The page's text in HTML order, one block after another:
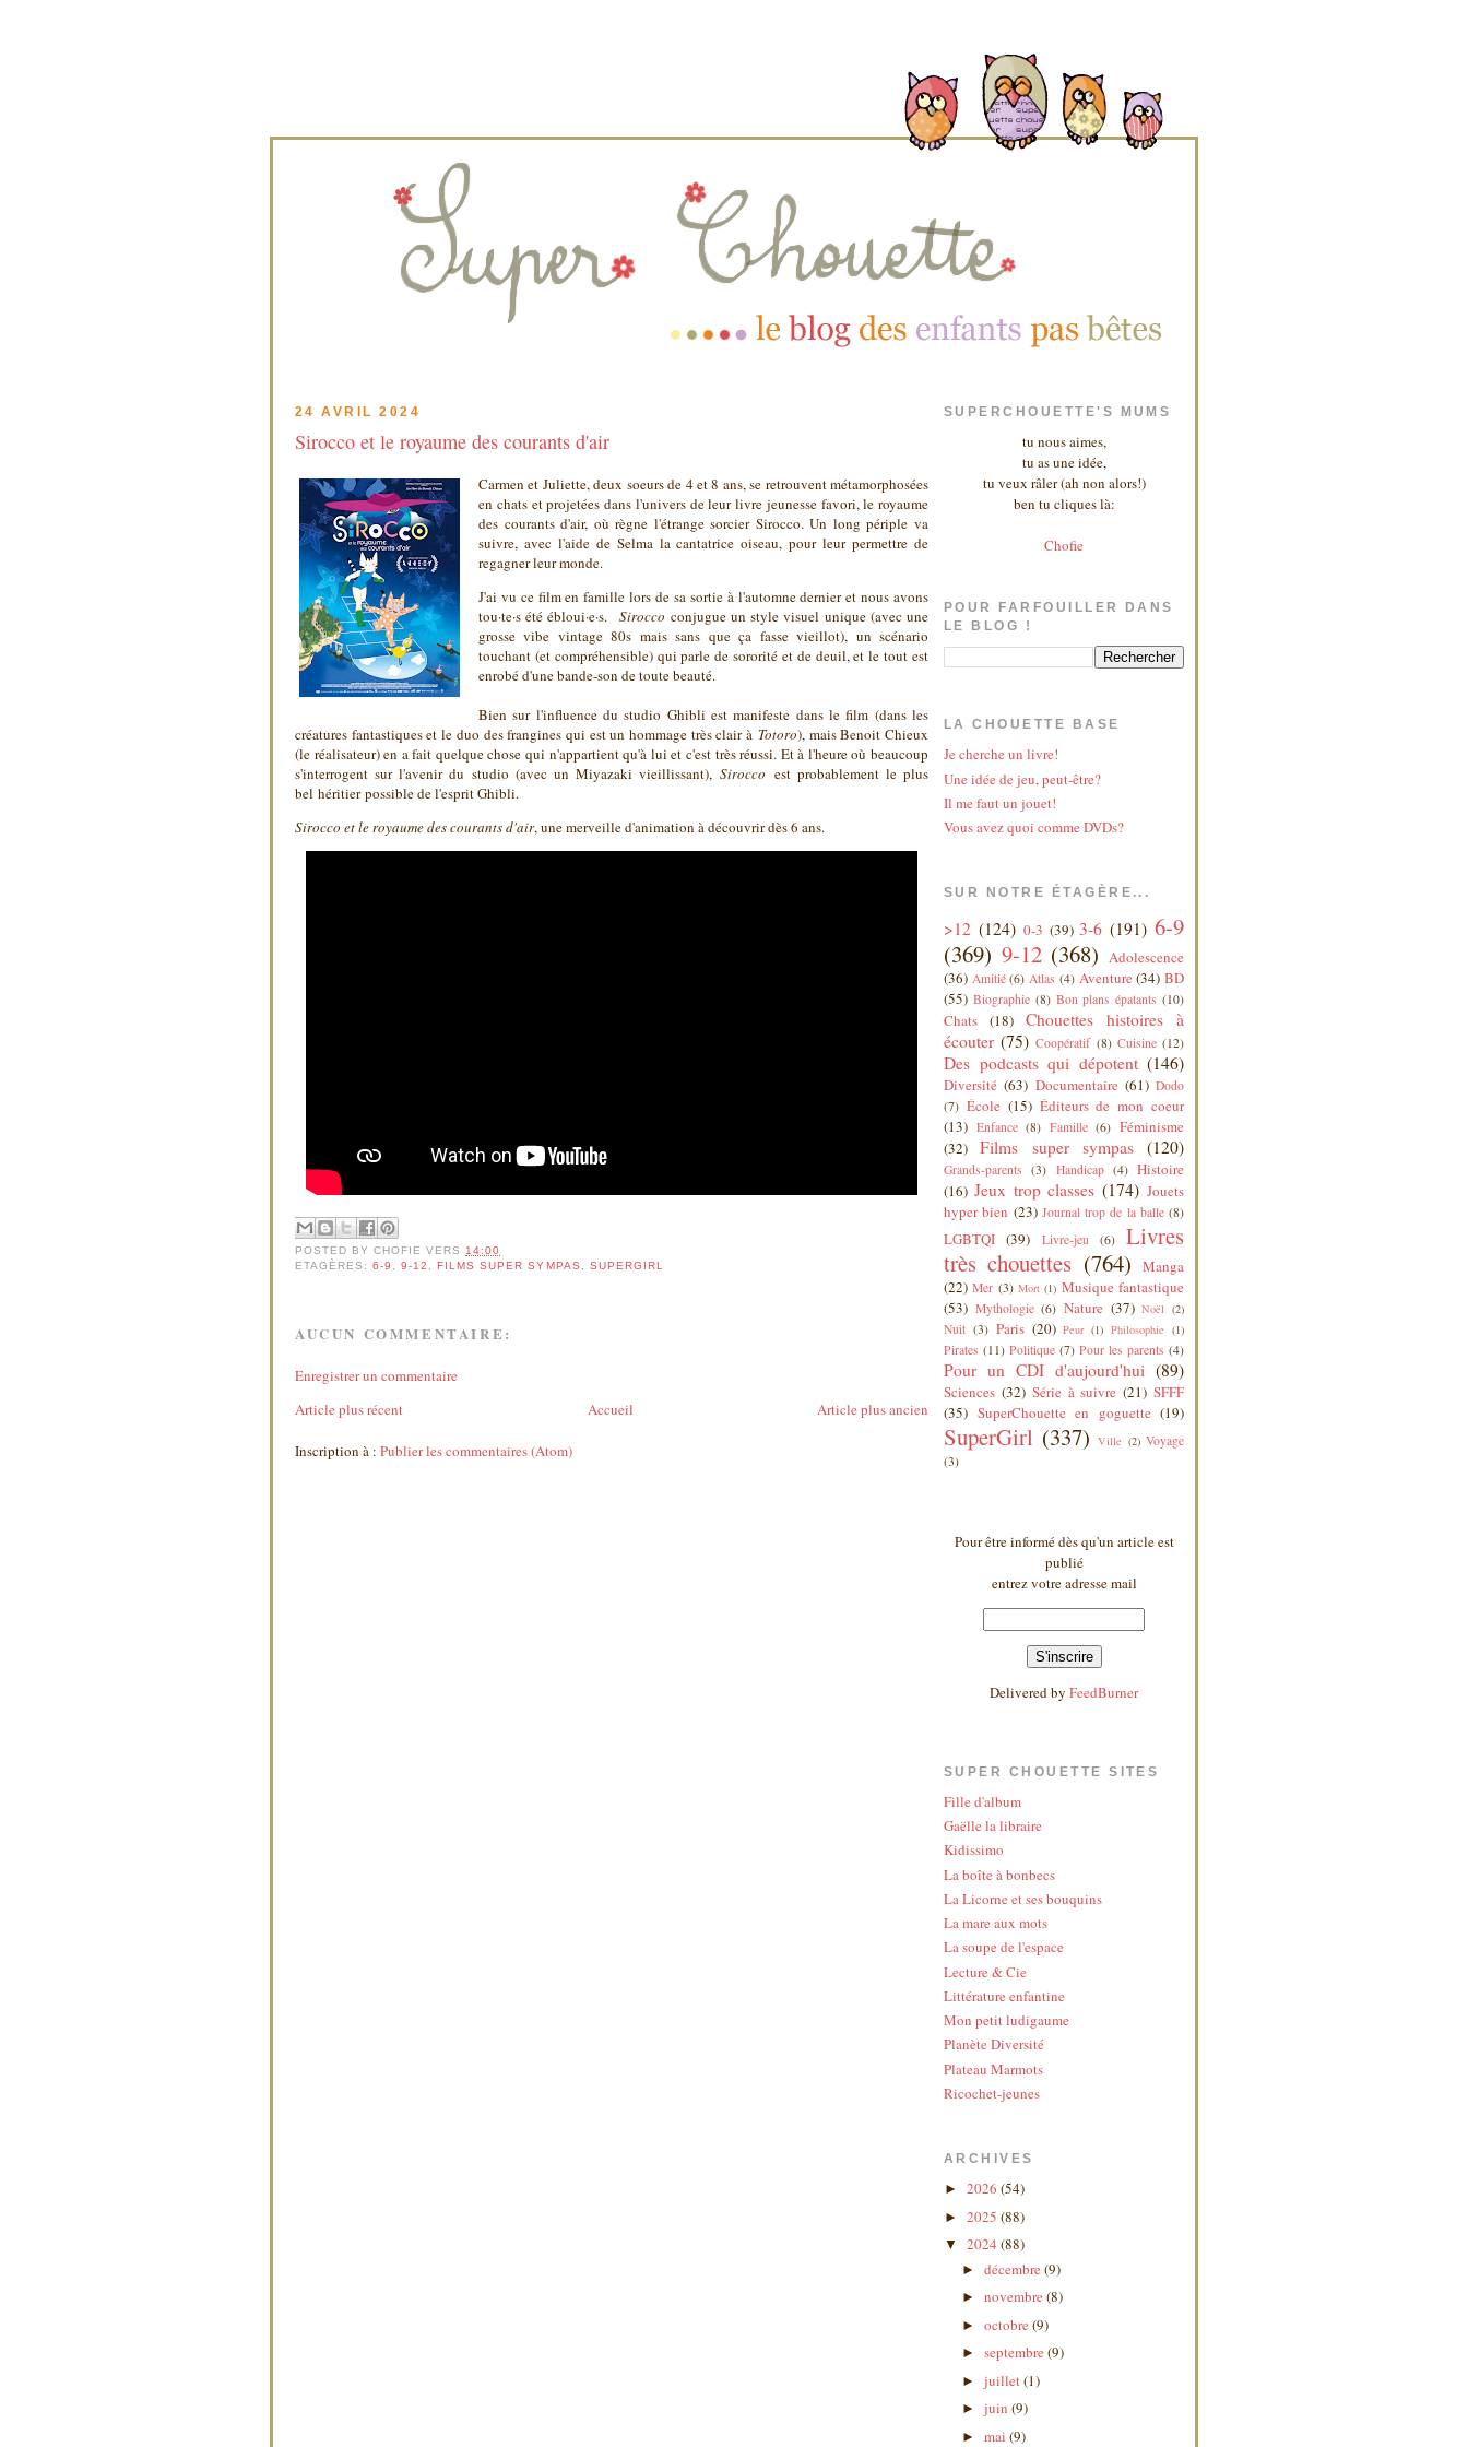
24 AVRIL 2024
Sirocco et le royaume des courants d'air
Carmen et Juliette, deux soeurs de 4 et 8 ans, se retrouvent métamorphosées
en chats et projetées dans l'univers de leur livre jeunesse favori, le royaume
des courants d'air, où règne l'étrange sorcier Sirocco. Un long périple va
suivre, avec l'aide de Selma la cantatrice oiseau, pour leur permettre de
regagner leur monde.
J'ai vu ce film en famille lors de sa sortie à l'automne dernier et nous avons
tou·te·s été ébloui·e·s.
Sirocco conjugue un style visuel unique (avec une
grosse vibe vintage 80s mais sans que ça fasse vieillot), un scénario
touchant (et compréhensible) qui parle de sororité et de deuil, et le tout est
enrobé d'une bande-son de toute beauté.
Bien sur l'influence du studio Ghibli est manifeste dans le film (dans les
créatures fantastiques et le duo des frangines qui est un hommage très clair à Totoro), mais Benoit Chieux
(le réalisateur) en a fait quelque chose qui n'appartient qu'à lui et c'est très réussi. Et à l'heure où beaucoup
s'interrogent sur l'avenir du studio (avec un Miyazaki vieillissant),Sirocco est probablement le plus
bel héritier possible de l'esprit Ghibli.
Sirocco et le royaume des courants d'air, une merveille d'animation à découvrir dès 6 ans.
POSTED BYCHOFIE VERS 14:00
ETAGÈRES:6-9 ,9-12 ,FILMS SUPER SYMPAS SUPERGIRL
AUCUN COMMENTAIRE:
Enregistrer un commentaire
Article plus récent
Article plus ancien
Accueil
Inscription à : Publier les commentaires (Atom)
SUPERCHOUETTE'S MUMS
tu nous aimes,
tu as une idée,
tu veux râler (ah non alors!)
ben tu cliques là:
Chofie
POUR FARFOUILLER DANS
LE BLOG !
LA CHOUETTE BASE
Je cherche un livre!
Une idée de jeu, peut-être?
Il me faut un jouet!
Vous avez quoi comme DVDs?
SUR NOTRE ÉTAGÈRE...
>12 (124) 0-3 (39) 3-6 (191) 6-9
(369) 9-12 (368)
Adolescence
(36) Amitié (6) Atlas (4) Aventure (34) BD
(55) Biographie (8) Bon plans épatants (10)
Chats (18)
Chouettes histoires à
écouter (75) Coopératif (8) Cuisine (12)
Des podcasts qui dépotent (146)
Diversité (63) Documentaire (61) Dodo
(7) École (15) Éditeurs de mon coeur
(13) Enfance (8) Famille (6) Féminisme
(32)
Films super sympas (120)
Grands-parents (3) Handicap (4) Histoire
(16) Jeux trop classes (174) Jouets
hyper bien (23) Journal trop de la balle (8)
LGBTQI (39) Livre-jeu (6)
Livres
très chouettes (764)
Manga
(22) Mer (3) Mort (1) Musique fantastique
(53) Mythologie (6) Nature (37) Noël (2)
Nuit (3) Paris (20) Peur (1) Philosophie (1)
Pirates (11) Politique (7) Pour les parents (4)
Pour un CDI d'aujourd'hui (89)
Sciences (32) Série à suivre (21) SFFF
(35) SuperChouette en goguette (19)
SuperGirl (337) Ville (2) Voyage
(3)
Pour être informé dès qu'un article est
publié
entrez votre adresse mail
Delivered by FeedBurner
SUPER CHOUETTE SITES
Fille d'album
Gaëlle la libraire
Kidissimo
La boîte à bonbecs
La Licorne et ses bouquins
La mare aux mots
La soupe de l'espace
Lecture & Cie
Littérature enfantine
Mon petit ludigaume
Planète Diversité
Plateau Marmots
Ricochet-jeunes
ARCHIVES
► 2026 (54)
► 2025 (88)
▼ 2024 (88)
► décembre (9)
► novembre (8)
► octobre (9)
► septembre (9)
► juillet (1)
► juin (9)
► mai (9)